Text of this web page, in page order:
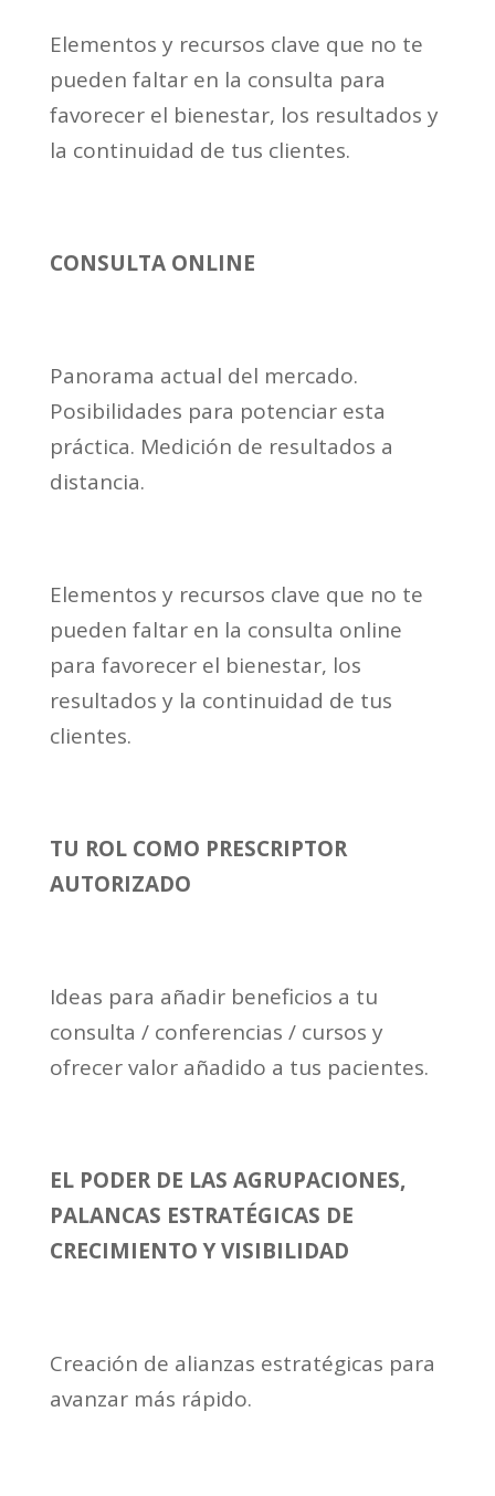
Elementos y recursos clave que no te
pueden faltar en la consulta para
favorecer el bienestar, los resultados y
la continuidad de tus clientes.
CONSULTA ONLINE
Panorama actual del mercado.
Posibilidades para potenciar esta
práctica. Medición de resultados a
distancia.
Elementos y recursos clave que no te
pueden faltar en la consulta online
para favorecer el bienestar, los
resultados y la continuidad de tus
clientes.
TU ROL COMO PRESCRIPTOR
AUTORIZADO
Ideas para añadir beneficios a tu
consulta / conferencias / cursos y
ofrecer valor añadido a tus pacientes.
EL PODER DE LAS AGRUPACIONES,
PALANCAS ESTRATÉGICAS DE
CRECIMIENTO Y VISIBILIDAD
Creación de alianzas estratégicas para
avanzar más rápido.